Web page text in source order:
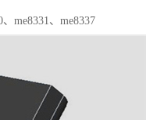
me8331、me8337